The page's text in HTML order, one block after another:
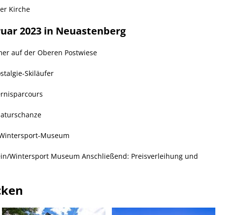
Kirche
2023 in Neuastenberg
auf der Oberen Postwiese
Skiläufer
Museum
Wintersport Museum Anschließend: Preisverleihung und